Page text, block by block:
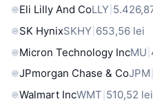
Eli Lilly And CoLLY
SK HynixSKHY 653,56 lei
Micron Technology IncMU
JPmorgan Chase & CoJPM
Walmart IncWMT 510,52 lei